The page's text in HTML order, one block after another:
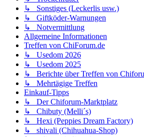
↳ Sonstiges (Leckerlis usw.)
↳ Giftköder-Warnungen
↳ Notvermittlung
Allgemeine Informationen
Treffen von ChiForum.de
↳ Usedom 2026
↳ Usedom 2025
↳ Berichte über Treffen von
↳ Mehrtägige Treffen
Einkauf-Tipps
↳ Der Chiforum-Marktplatz
↳ Chibuty (Melli´s)
↳ Hexi (Peppies Dream Factory)
↳ shivali (Chihuahua-Shop)